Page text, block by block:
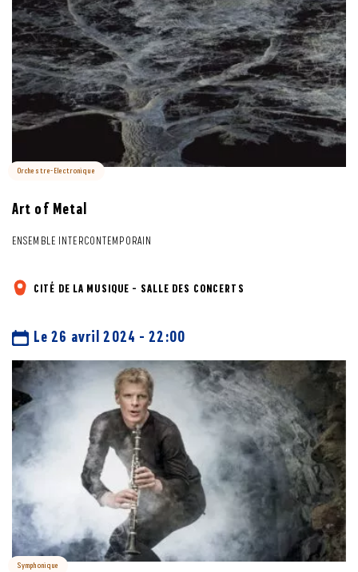
Orchestre-Electronique
Art of Metal
ENSEMBLE INTERCONTEMPORAIN
CITÉ DE LA MUSIQUE - SALLE DES CONCERTS
Le 26 avril 2024 - 22:00
Symphonique